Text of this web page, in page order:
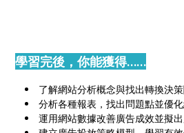
學習完後，你能獲得……
了解網站分析概念與找出轉換決
分析各種報表，找出問題點並優
運用網站數據改善廣告成效並擬